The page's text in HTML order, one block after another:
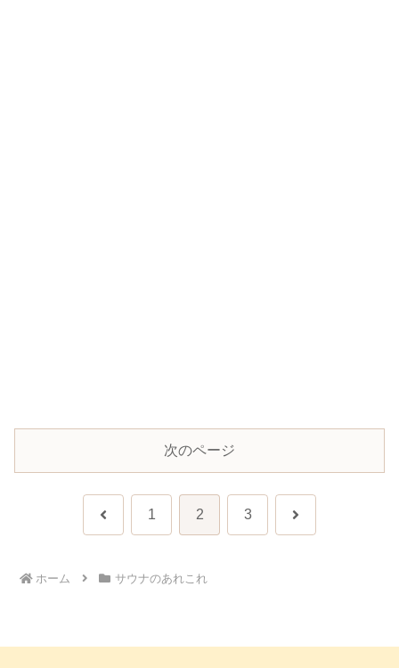
次のページ
前 1 2 3 次
ホーム サウナのあれこれ